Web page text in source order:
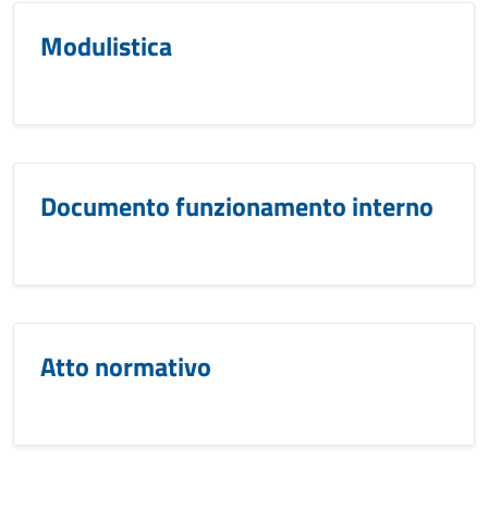
Modulistica
Documento funzionamento interno
Atto normativo